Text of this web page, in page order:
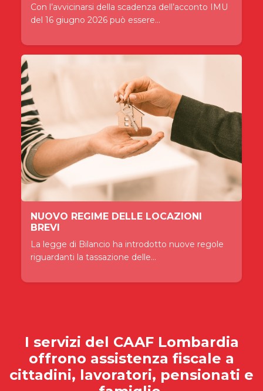
Con l’avvicinarsi della scadenza dell’acconto IMU
del 16 giugno 2026 può essere...
NUOVO REGIME DELLE LOCAZIONI
BREVI
La legge di Bilancio ha introdotto nuove regole
riguardanti la tassazione delle...
I servizi del CAAF Lombardia
offrono assistenza fiscale a
cittadini, lavoratori, pensionati e